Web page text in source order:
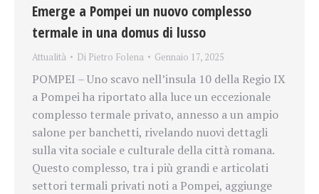
Emerge a Pompei un nuovo complesso
termale in una domus di lusso
Attualità Di Pietro Folena Gennaio 17, 2025
POMPEI – Uno scavo nell’insula 10 della Regio IX
a Pompei ha riportato alla luce un eccezionale
complesso termale privato, annesso a un ampio
salone per banchetti, rivelando nuovi dettagli
sulla vita sociale e culturale della città romana.
Questo complesso, tra i più grandi e articolati
settori termali privati noti a Pompei, aggiunge